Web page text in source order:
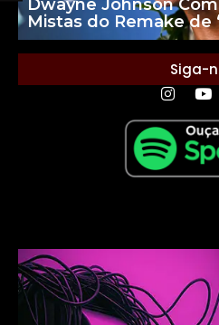
Dwayne Johnson
Mistas do Remake de
Siga-